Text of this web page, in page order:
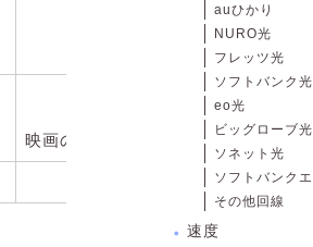
ネット通信速度日本最
光回線の20倍！
映画の一気見やPCゲームを体験する
＞お得に申し込む
auひかり
NURO光
フレッツ光
ソフトバンク光
eo光
ビッグローブ光
ソネット光
ソフトバンク
その他回線
速度